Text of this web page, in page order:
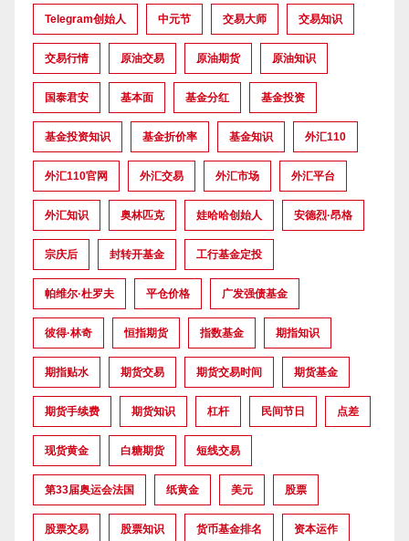
Telegram创始人 中元节 交易大师 交易知识
交易行情 原油交易 原油期货 原油知识
国泰君安 基本面 基金分红 基金投资
基金投资知识 基金折价率 基金知识 外汇110
外汇110官网 外汇交易 外汇市场 外汇平台
外汇知识 奥林匹克 娃哈哈创始人 安德烈·昂格
宗庆后 封转开基金 工行基金定投
帕维尔·杜罗夫 平仓价格 广发强债基金
彼得·林奇 恒指期货 指数基金 期指知识
期指贴水 期货交易 期货交易时间 期货基金
期货手续费 期货知识 杠杆 民间节日 点差
现货黄金 白糖期货 短线交易
第33届奥运会法国 纸黄金 美元 股票
股票交易 股票知识 货币基金排名 资本运作